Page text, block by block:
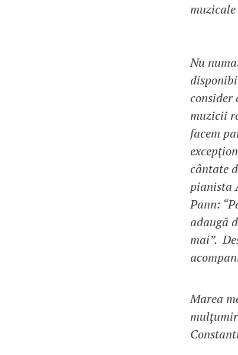
Nu
consider
muzicii
facem
cântate
pianista
Pann:
adaugă
mai”.
Marea